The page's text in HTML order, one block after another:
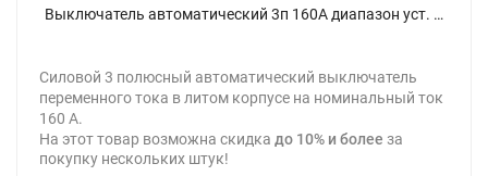
Выключатель автоматический 3п 160А диапазон уст. 100...250А 40кА OptiMat D250N-TM160-УХЛ3 КЭАЗ 291432 - фото
Силовой 3 полюсный автоматический выключатель
переменного тока в литом корпусе на номинальный ток
160 А.
На этот товар возможна скидка до 10% и более за
покупку нескольких штук!